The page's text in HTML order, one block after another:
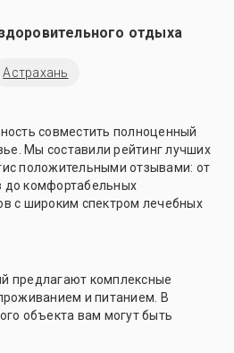
отдыха
Астрахань
совместить полноценный
Мы составили рейтинг лучших
положительными отзывами: от
комфортабельных
с широким спектром лечебных
предлагают комплексные
и питанием. В
объекта вам могут быть